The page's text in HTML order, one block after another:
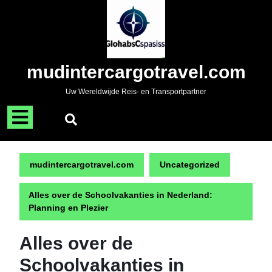
mudintercargotravel.com
Uw Wereldwijde Reis- en Transportpartner
Menu
openen
mudintercargotravel.com Uncategorized
Alles over de Schoolvakanties in Nederland:
Planning en Plezier
Alles over de
Schoolvakanties in